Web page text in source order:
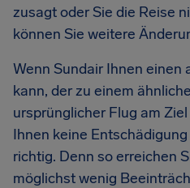
zusagt oder Sie die Reise
können Sie weitere
Wenn Sundair Ihnen einen
kann, der zu einem
ursprünglicher Flug am
Ihnen keine
richtig. Denn so erreichen
möglichst wenig